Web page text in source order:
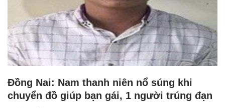
Đồng Nai: Nam thanh niên nổ súng khi
chuyển đồ giúp bạn gái, 1 người trúng đạn